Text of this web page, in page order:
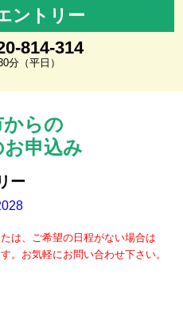
ントリー
814-314
分（平日）
らの
申込み
ー
は、ご希望の日程がない場合は
。お気軽にお問い合わせ下さい。